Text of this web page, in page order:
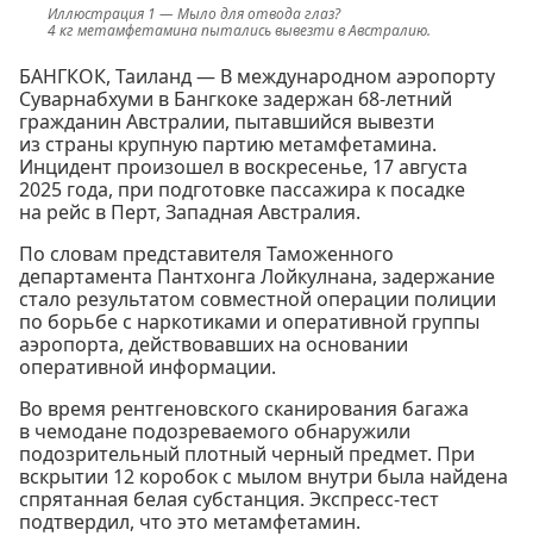
Мыло для отвода глаз?
4 кг метамфетамина пытались вывезти в Австралию.
БАНГКОК, Таиланд — В международном аэропорту
Суварнабхуми в Бангкоке задержан 68-летний
гражданин Австралии, пытавшийся вывезти
из страны крупную партию метамфетамина.
Инцидент произошел в воскресенье, 17 августа
2025 года, при подготовке пассажира к посадке
на рейс в Перт, Западная Австралия.
По словам представителя Таможенного
департамента Пантхонга Лойкулнана, задержание
стало результатом совместной операции полиции
по борьбе с наркотиками и оперативной группы
аэропорта, действовавших на основании
оперативной информации.
Во время рентгеновского сканирования багажа
в чемодане подозреваемого обнаружили
подозрительный плотный черный предмет. При
вскрытии 12 коробок с мылом внутри была найдена
спрятанная белая субстанция. Экспресс-тест
подтвердил, что это метамфетамин.